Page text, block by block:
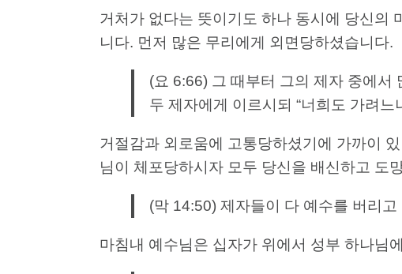
거처가 없다는 뜻이기도 하나 동시에 당신의
니다. 먼저 많은 무리에게 외면당하셨습니다.
(요 6:66) 그 때부터 그의 제자 중에서
두 제자에게 이르시되 “너희도 가려느
거절감과 외로움에 고통당하셨기에 가까이
님이 체포당하시자 모두 당신을 배신하고 도
(막 14:50) 제자들이 다 예수를 버리고
마침내 예수님은 십자가 위에서 성부 하나님